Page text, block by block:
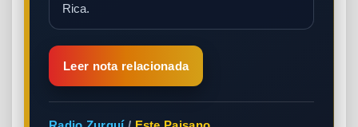
Rica.
Leer nota relacionada